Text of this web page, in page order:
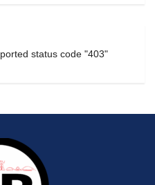
status code "403"